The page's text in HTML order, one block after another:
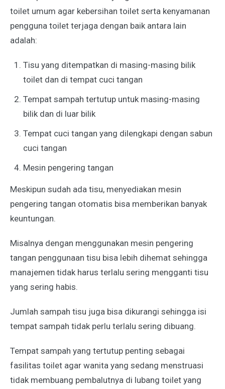
toilet umum agar kebersihan toilet serta kenyamanan
pengguna toilet terjaga dengan baik antara lain
adalah:
Tisu yang ditempatkan di masing-masing bilik
toilet dan di tempat cuci tangan
Tempat sampah tertutup untuk masing-masing
bilik dan di luar bilik
Tempat cuci tangan yang dilengkapi dengan sabun
cuci tangan
Mesin pengering tangan
Meskipun sudah ada tisu, menyediakan mesin
pengering tangan otomatis bisa memberikan banyak
keuntungan.
Misalnya dengan menggunakan mesin pengering
tangan penggunaan tisu bisa lebih dihemat sehingga
manajemen tidak harus terlalu sering mengganti tisu
yang sering habis.
Jumlah sampah tisu juga bisa dikurangi sehingga isi
tempat sampah tidak perlu terlalu sering dibuang.
Tempat sampah yang tertutup penting sebagai
fasilitas toilet agar wanita yang sedang menstruasi
tidak membuang pembalutnya di lubang toilet yang